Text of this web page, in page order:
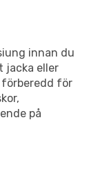
innan du
jacka eller
för
på